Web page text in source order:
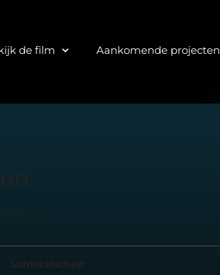
de film Aankomende projecten
Lidmaatschap